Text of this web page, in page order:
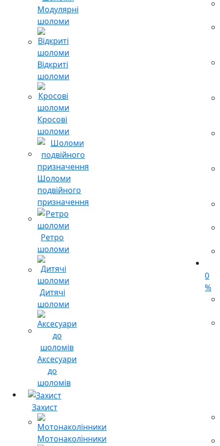
Модулярні
шоломи
Відкриті
шоломи
Кросові
шоломи
Шоломи
подвійного
призначення
Ретро
шоломи
Дитячі
шоломи
Аксесуари
до
шоломів
Захист
Мотонаколінники
0
%